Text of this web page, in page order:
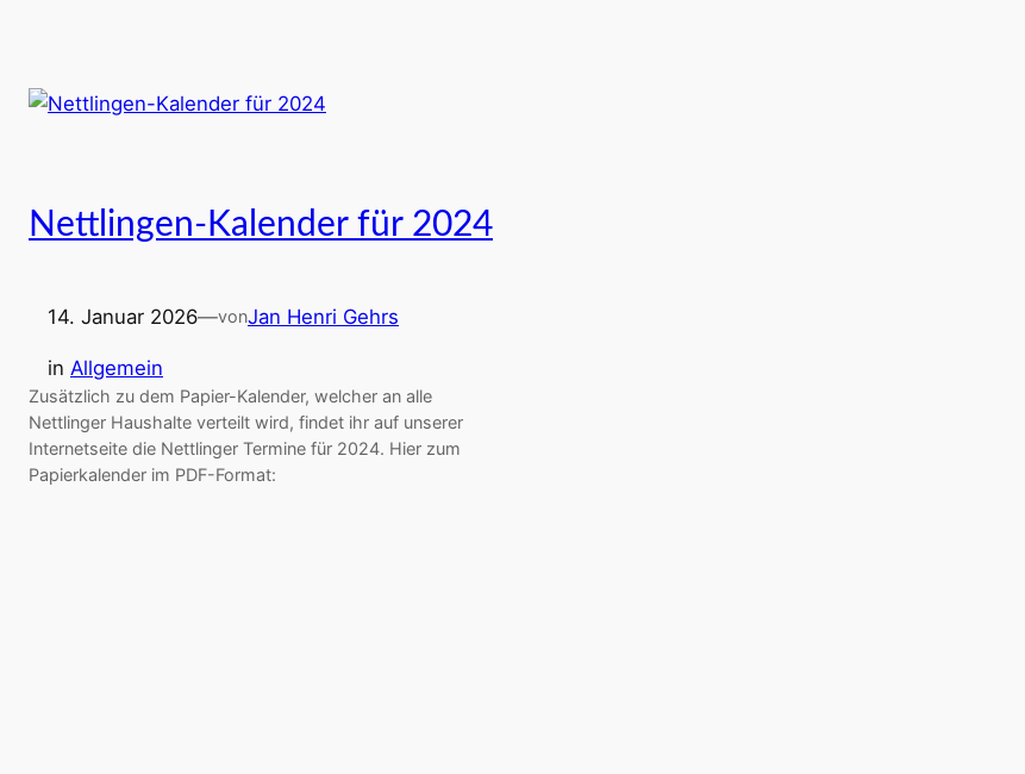
Nettlingen-Kalender für 2024
14. Januar 2026—vonJan Henri Gehrs
in Allgemein
Zusätzlich zu dem Papier-Kalender, welcher an alle
Nettlinger Haushalte verteilt wird, findet ihr auf unserer
Internetseite die Nettlinger Termine für 2024. Hier zum
Papierkalender im PDF-Format: